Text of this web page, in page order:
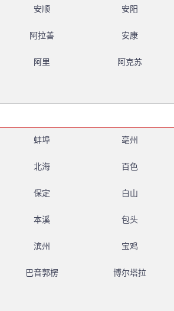
安顺 安阳
阿拉善 安康
阿里 阿克苏
蚌埠 亳州
北海 百色
保定 白山
本溪 包头
滨州 宝鸡
巴音郭楞 博尔塔拉